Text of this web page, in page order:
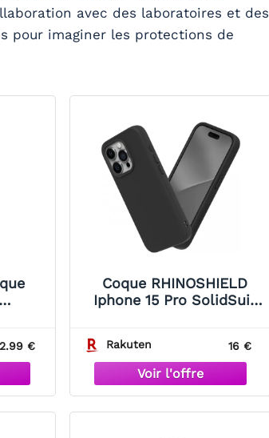
avec des laboratoires et des
pour imaginer les protections de
Les
de
€
Coque RHINOSHIELD
Iphone 15 Pro SolidSuit
Rakuten 16 €